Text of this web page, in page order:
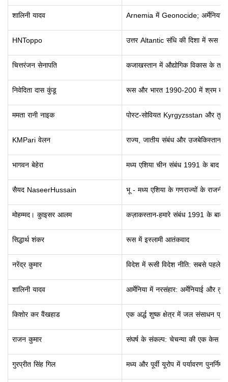
शालिनी यादव Arnemia में Geonocide;
HNToppo उत्तर Altantic संधि की दिशा में रूस
चित्तरंजन सेनापति कजाखस्तान में औद्योगिक विकास के तहत
निवेदिता दास कुंडू रूस और भारत 1990-200 में श्रम
ममता रानी नाइक पोस्ट-सोवियत Kyrgyzsstan और
KMPari वेलन राज्य, जातीय संबंध और उजबेकिस्तान में
भागवन बेहेरा मध्य एशिया चीन संबंध 1991 के बाद से
सैयद NaseerHussain भू - मध्य एशिया के गणराज्यों के
मोहम्मद। कुाइसर आलम कज़ाकस्तान-हमारे संबंध 1991 के बाद
सिद्धार्थ शंकर रूस में इस्लामी आतंकवाद
नरेंद्र कुमार विदेश में रूसी विदेश नीति: सबसे पहले
शालिनी यादव आर्मेनिया में नरसंहार: अर्मेनियाई और
किशोर कर वैंखहाड एक अर्द्ध शुष्क क्षेत्र में जल संसाधन
राजन कुमार संघर्ष के संकल्प: चेचन्या की एक केस
गुरप्रीत सिंह गिल मध्य और पूर्वी यूरोप में पर्यावरण पुनर्निर्माण